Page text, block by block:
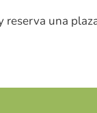
reserva una